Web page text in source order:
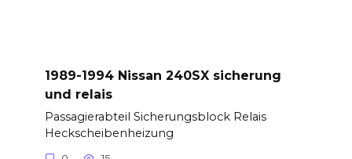
1989-1994 Nissan 240SX sicherung
und relais
Passagierabteil Sicherungsblock Relais
Heckscheibenheizung